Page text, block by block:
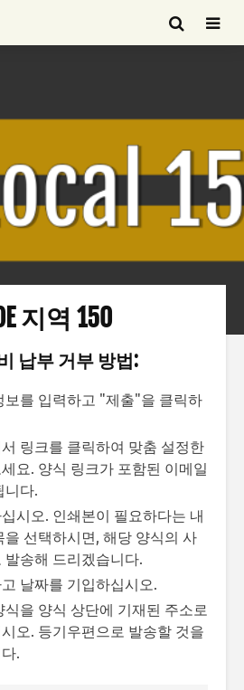
지역 150
비 납부 거부 방법:
보를 입력하고 "제출"을 클릭하
링크를 클릭하여 맞춤 설정한
요. 양식 링크가 포함된 이메일
니다.
시오. 인쇄본이 필요하다는 내
을 선택하시면, 해당 양식의 사
발송해 드리겠습니다.
날짜를 기입하십시오.
식을 양식 상단에 기재된 주소로
오. 등기우편으로 발송할 것을
.